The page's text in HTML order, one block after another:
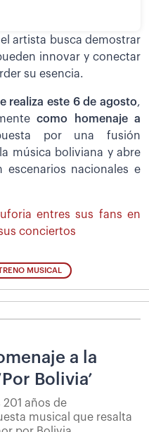
artista busca demostrar
innovar y conectar
su esencia.
realiza este 6 de agosto,
como homenaje a
por una fusión
música boliviana y abre
nacionales e
entres sus fans en
conciertos
MUSICAL
a la
Bolivia’
años de
musical que resalta